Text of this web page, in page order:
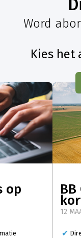
Word
Kies het
op
12